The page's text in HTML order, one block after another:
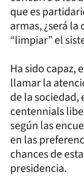
que es
armas, ¿será
“limpiar” el
Ha sido capaz,
llamar la
de la
centennials
según las
en las
chances de
presidencia.